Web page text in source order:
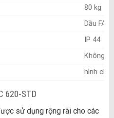
80 kg
Dầu
IP 44
Không
hình
620-STD
sử dụng rộng rãi cho các